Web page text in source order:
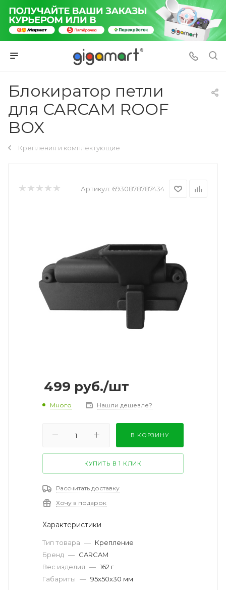
Блокиратор петли
для CARCAM ROOF
BOX
Крепления и комплектующие
Артикул: 6930878787434
499 руб./шт
Много Нашли дешевле?
В КОРЗИНУ
КУПИТЬ В 1 КЛИК
Рассчитать доставку
Хочу в подарок
Характеристики
Тип товара — Крепление
Бренд — CARCAM
Вес изделия — 162 г
Габариты — 95х50х30 мм